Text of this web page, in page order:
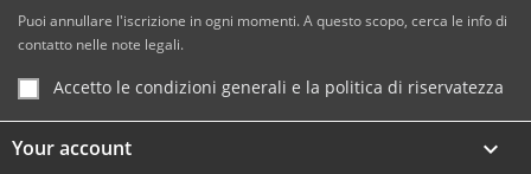
Puoi annullare l'iscrizione in ogni momenti. A questo scopo, cerca le info di
contatto nelle note legali.
Accetto le condizioni generali e la politica di riservatezza
Your account 